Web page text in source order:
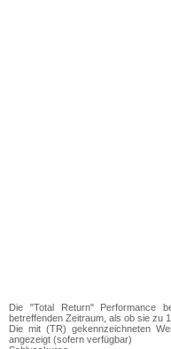
Die "Total Return" Performance
betreffenden Zeitraum, als ob sie zu
Die mit (TR) gekennzeichneten
angezeigt (sofern verfügbar)